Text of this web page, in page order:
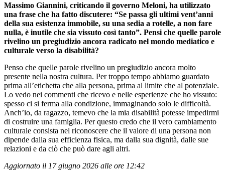
Massimo Giannini, criticando il governo Meloni, ha utilizzato
una frase che ha fatto discutere: “Se passa gli ultimi vent’anni
della sua esistenza immobile, su una sedia a rotelle, a non fare
nulla, è inutile che sia vissuto così tanto”. Pensi che quelle parole
rivelino un pregiudizio ancora radicato nel mondo mediatico e
culturale verso la disabilità?
Penso che quelle parole rivelino un pregiudizio ancora molto
presente nella nostra cultura. Per troppo tempo abbiamo guardato
prima all’etichetta che alla persona, prima al limite che al potenziale.
Lo vedo nei commenti che ricevo e nelle esperienze che ho vissuto:
spesso ci si ferma alla condizione, immaginando solo le difficoltà.
Anch’io, da ragazzo, temevo che la mia disabilità potesse impedirmi
di costruire una famiglia. Per questo credo che il vero cambiamento
culturale consista nel riconoscere che il valore di una persona non
dipende dalla sua efficienza fisica, ma dalla sua dignità, dalle sue
relazioni e da ciò che può dare agli altri.
Aggiornato il 17 giugno 2026 alle ore 12:42